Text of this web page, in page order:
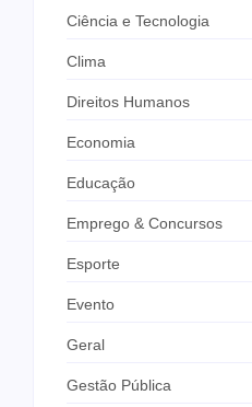
Ciência e Tecnologia
Clima
Direitos Humanos
Economia
Educação
Emprego & Concursos
Esporte
Evento
Geral
Gestão Pública